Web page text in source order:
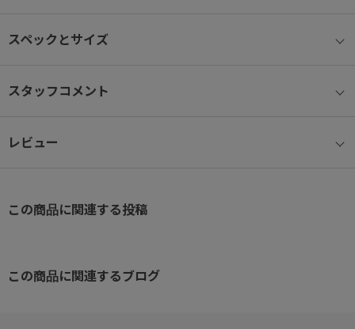
スペックとサイズ
スタッフコメント
レビュー
この商品に関連する投稿
この商品に関連するブログ